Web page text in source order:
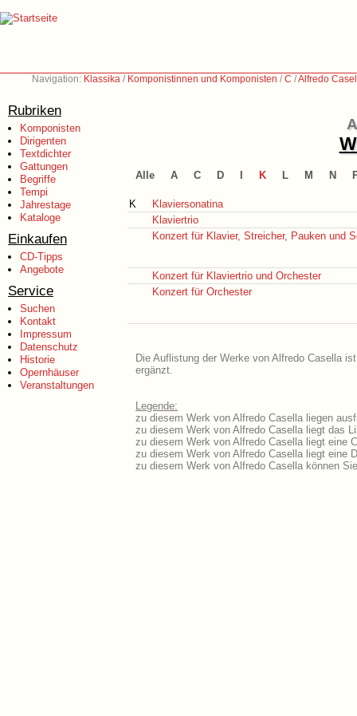
Navigation: Klassika / Komponistinnen und Komponisten /C /Alfredo
Rubriken
Komponisten
Dirigenten
Textdichter
Gattungen
Begriffe
Tempi
Jahrestage
Kataloge
Einkaufen
CD-Tipps
Angebote
Service
Suchen
Kontakt
Impressum
Datenschutz
Historie
Opernhäuser
Veranstaltungen
Alle A C D K L M N
K
Klaviersonatina
Klaviertrio
Konzert für Klavier, Streicher, Pauken und
Konzert für Klaviertrio und Orchester
Konzert für Orchester
Die Auflistung der Werke von Alfredo Casella
ergänzt.
Legende:
zu diesem Werk von Alfredo Casella liegen
zu diesem Werk von Alfredo Casella liegt das
zu diesem Werk von Alfredo Casella liegt eine
zu diesem Werk von Alfredo Casella liegt eine
zu diesem Werk von Alfredo Casella können